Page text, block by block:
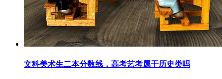
文科美术生二本分数线，高考艺考属于历史类吗